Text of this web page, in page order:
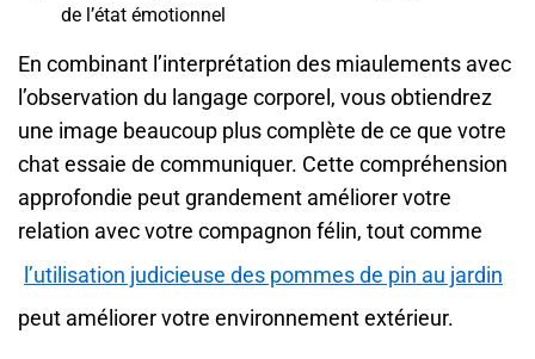
de l’état émotionnel
En combinant l’interprétation des miaulements avec
l’observation du langage corporel, vous obtiendrez
une image beaucoup plus complète de ce que votre
chat essaie de communiquer. Cette compréhension
approfondie peut grandement améliorer votre
relation avec votre compagnon félin, tout comme
l’utilisation judicieuse des pommes de pin au jardin
peut améliorer votre environnement extérieur.